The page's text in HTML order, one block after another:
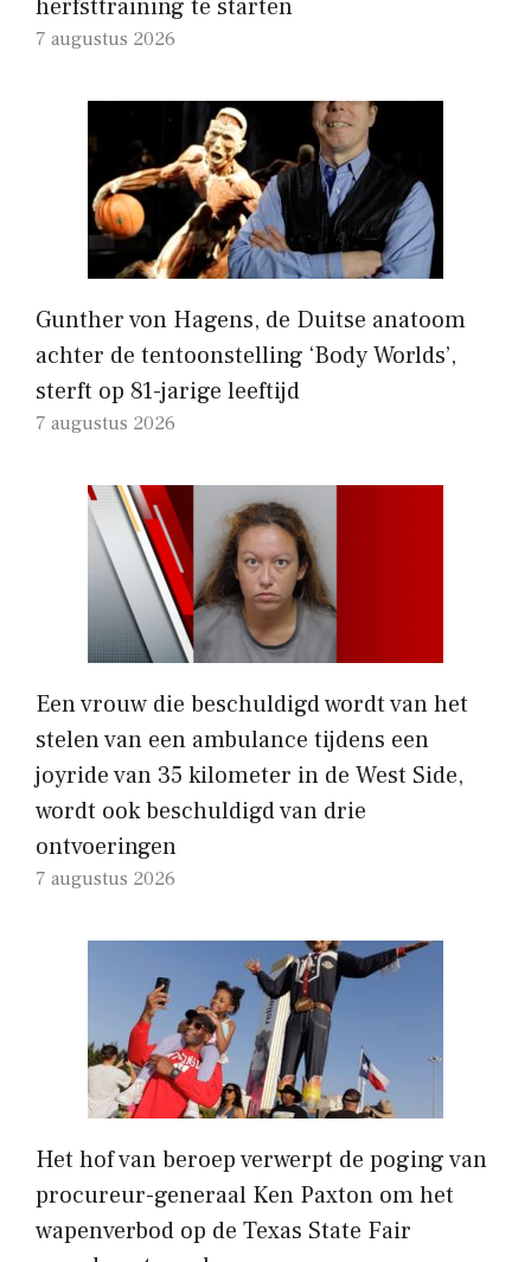
herfsttraining te starten
7 augustus 2026
Gunther von Hagens, de Duitse anatoom
achter de tentoonstelling ‘Body Worlds’,
sterft op 81-jarige leeftijd
7 augustus 2026
Een vrouw die beschuldigd wordt van het
stelen van een ambulance tijdens een
joyride van 35 kilometer in de West Side,
wordt ook beschuldigd van drie
ontvoeringen
7 augustus 2026
Het hof van beroep verwerpt de poging van
procureur-generaal Ken Paxton om het
wapenverbod op de Texas State Fair